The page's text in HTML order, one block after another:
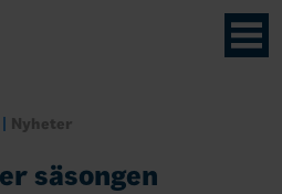
Nyheter
säsongen